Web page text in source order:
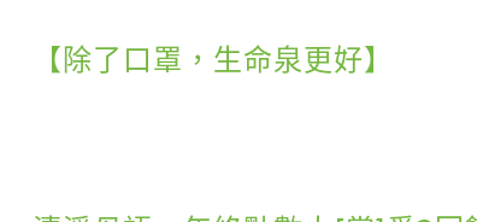
【除了口罩，生命泉更好】